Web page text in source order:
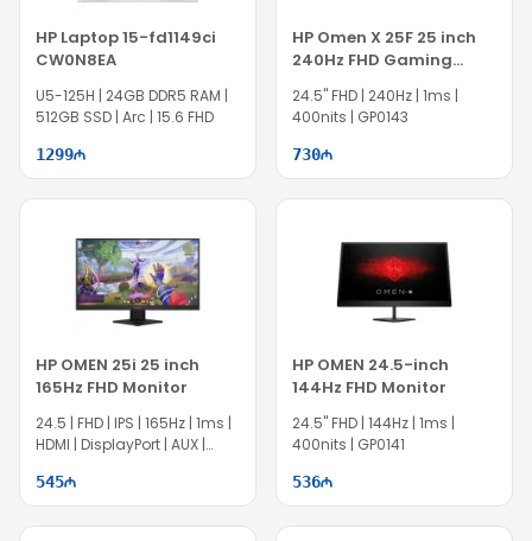
HP Laptop 15-fd1149ci
CW0N8EA
U5-125H | 24GB DDR5 RAM |
512GB SSD | Arc | 15.6 FHD
1299
HP Omen X 25F 25 inch
240Hz FHD Gaming
Monitor
24.5'' FHD | 240Hz | 1ms |
400nits | GP0143
730
HP OMEN 25i 25 inch
165Hz FHD Monitor
24.5 | FHD | IPS | 165Hz | 1ms |
HDMI | DisplayPort | AUX |
545
HP OMEN 24.5-inch
144Hz FHD Monitor
24.5'' FHD | 144Hz | 1ms |
400nits | GP0141
536